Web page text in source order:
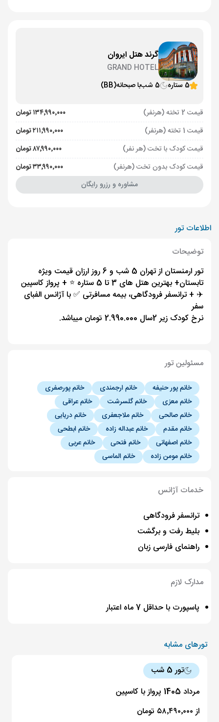
گرند هتل ایروان
GRAND HOTEL
5 ستاره
5 شب با صبحانه(BB)
قیمت 2 تخته (هرنفر)
۱۳۴٬۹۹۰٬۰۰۰ تومان
قیمت 1 تخته (هرنفر)
۲۱۱٬۹۹۰٬۰۰۰ تومان
قیمت کودک با تخت (هر نفر)
۸۷٬۹۹۰٬۰۰۰ تومان
قیمت کودک بدون تخت (هرنفر)
۳۳٬۹۹۰٬۰۰۰ تومان
مشاوره و رزرو رایگان
اطلاعات تور
توضیحات
تور ارمنستان از تهران 5 شب و 6 روز ارزان قیمت ویژه
تابستان+ بهترین هتل های 3 تا 5 ستاره ⭐️ + پرواز کاسپین
✈️ + ترانسفر فرودگاهی، بیمه مسافرتی ✅ با آژانس الفبای
سفر
نرخ کودک زیر 2سال 2.990.000 تومان میباشد.
مسئولین تور
خانم پور حنیفه خانم ارجمندی
خانم پورصفری
خانم معزی
خانم گلسرشت
خانم عراقی
خانم صالحی
خانم ملاجعفری
خانم دریایی
خانم مقدم
خانم عبداله زاده
خانم ابطحی
خانم اصفهانی
خانم فتحی
خانم عربی
خانم مومن زاده
خانم الماسی
خدمات آژانس
ترانسفر فرودگاهی
بلیط رفت و برگشت
راهنمای فارسی زبان
مدارک لازم
پاسپورت با حداقل 7 ماه اعتبار
تورهای مشابه
تور 5 شب
مرداد 1405 پرواز با کاسپین
از ۵۸٬۴۹۰٬۰۰۰ تومان